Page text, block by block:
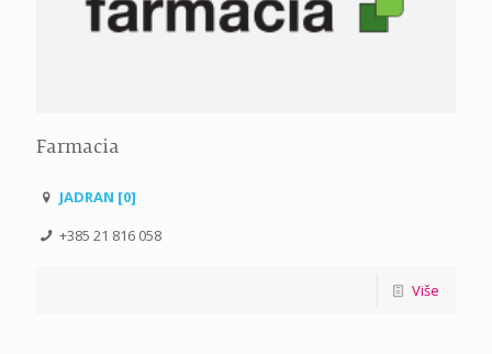
Farmacia
JADRAN [0]
+385 21 816 058
Više